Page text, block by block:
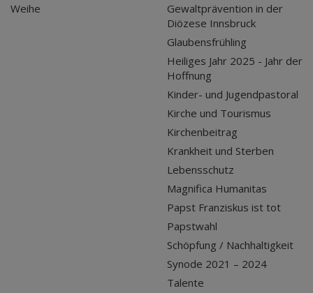
Weihe
Gewaltprävention in der
Diözese Innsbruck
Glaubensfrühling
Heiliges Jahr 2025 - Jahr der
Hoffnung
Kinder- und Jugendpastoral
Kirche und Tourismus
Kirchenbeitrag
Krankheit und Sterben
Lebensschutz
Magnifica Humanitas
Papst Franziskus ist tot
Papstwahl
Schöpfung / Nachhaltigkeit
Synode 2021 – 2024
Talente